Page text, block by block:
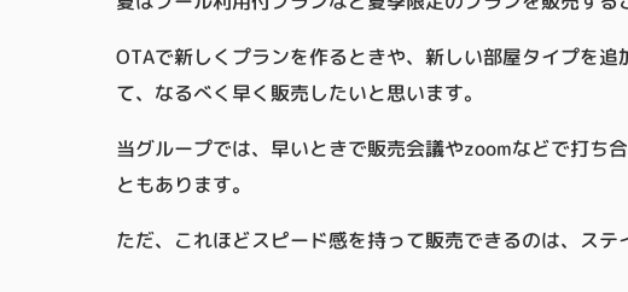
OTAで新しくプランを作るときや、新しい部屋タイプを
て、なるべく早く販売したいと思います。
当グループでは、早いときで販売会議やzoomなどで打ち
ともあります。
ただ、これほどスピード感を持って販売できるのは、ステ